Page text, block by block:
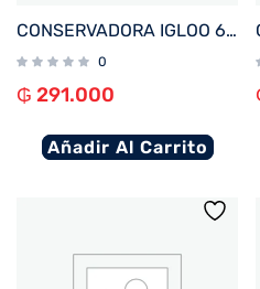
CONSERVADORA IGLOO 6 LITROS RETRO LITTLE PLAYMATE LILA 32981
0
₲ 291.000
Añadir Al Carrito